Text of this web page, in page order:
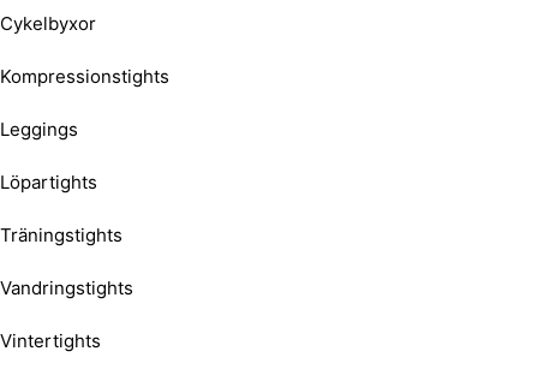
Cykelbyxor
Kompressionstights
Leggings
Löpartights
Träningstights
Vandringstights
Vintertights